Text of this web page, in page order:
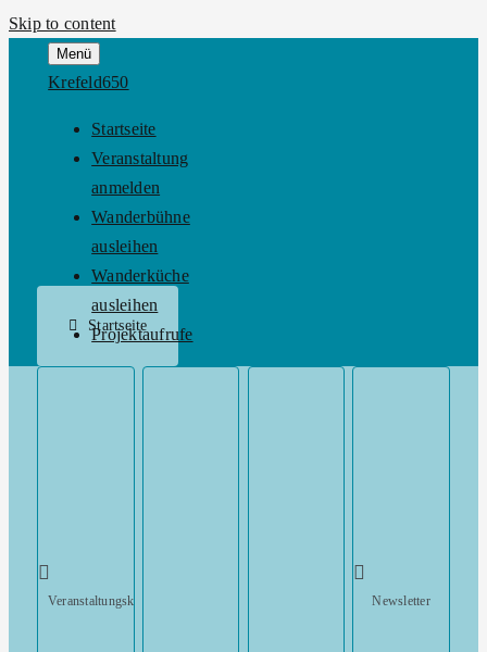
Skip to content
Startseite
Menü
Krefeld650
Startseite
Veranstaltung
anmelden
Wanderbühne
ausleihen
Wanderküche
ausleihen
Projektaufrufe
Veranstaltungskalender Newsletter